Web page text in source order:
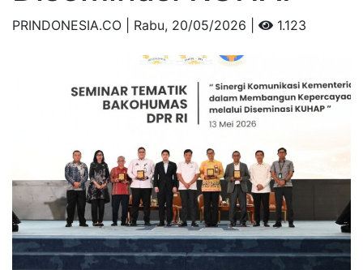
PRINDONESIA.CO | Rabu, 20/05/2026 | 1.123